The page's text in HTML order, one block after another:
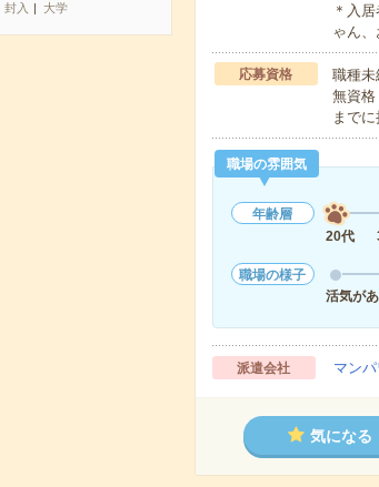
封入 大学
＊入
ゃん
応募資格
職種
無資
まで
職場の雰囲気
年齢層
20代
職場の様子
活気が
派遣会社 マン
気になる